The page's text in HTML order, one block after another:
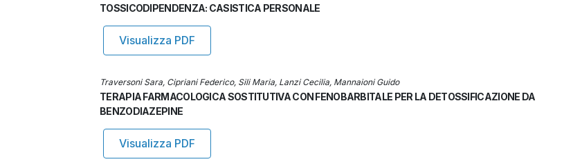
TOSSICODIPENDENZA: CASISTICA PERSONALE
Visualizza PDF
Traversoni Sara, Cipriani Federico, Sili Maria, Lanzi Cecilia, Mannaioni Guido
TERAPIA FARMACOLOGICA SOSTITU­TIVA CON FENOBARBITALE PER LA DETOSSIFICAZIONE DA
BENZODIA­ZEPINE
Visualizza PDF